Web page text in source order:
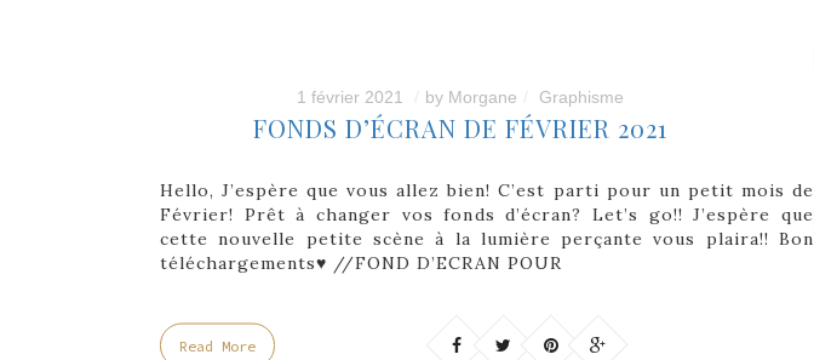
1 février 2021 by Morgane Graphisme
FONDS D’ÉCRAN DE FÉVRIER 2021
Hello, J’espère que vous allez bien! C’est parti pour un petit mois de
Février! Prêt à changer vos fonds d’écran? Let’s go!! J’espère que
cette nouvelle petite scène à la lumière perçante vous plaira!! Bon
téléchargements♥ //FOND D’ECRAN POUR
Read More